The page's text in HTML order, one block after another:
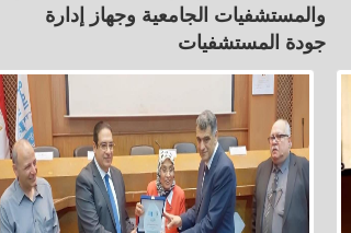
والمستشفيات الجامعية وجهاز إدارة
جودة المستشفيات